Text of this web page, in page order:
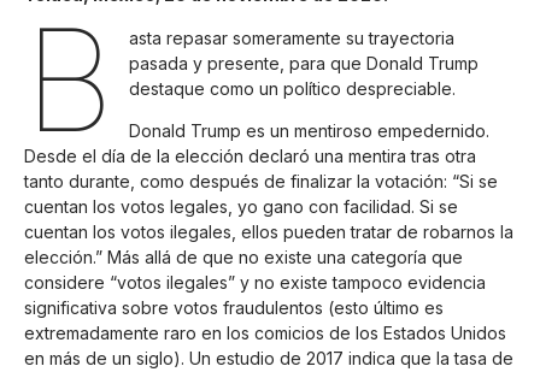
B
asta repasar someramente su trayectoria
pasada y presente, para que Donald Trump
destaque como un político despreciable.
Donald Trump es un mentiroso empedernido.
Desde el día de la elección declaró una mentira tras otra
tanto durante, como después de finalizar la votación: “Si se
cuentan los votos legales, yo gano con facilidad. Si se
cuentan los votos ilegales, ellos pueden tratar de robarnos la
elección.” Más allá de que no existe una categoría que
considere “votos ilegales” y no existe tampoco evidencia
significativa sobre votos fraudulentos (esto último es
extremadamente raro en los comicios de los Estados Unidos
en más de un siglo). Un estudio de 2017 indica que la tasa de